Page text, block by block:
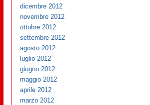
dicembre 2012
novembre 2012
ottobre 2012
settembre 2012
agosto 2012
luglio 2012
giugno 2012
maggio 2012
aprile 2012
marzo 2012